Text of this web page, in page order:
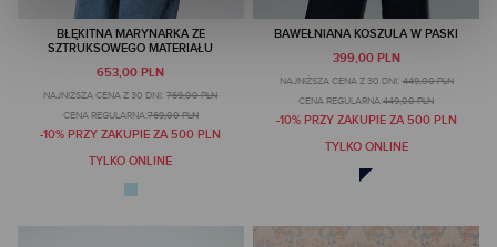
BŁĘKITNA MARYNARKA ZE
SZTRUKSOWEGO MATERIAŁU
653,00 PLN
NAJNIŻSZA CENA Z 30 DNI: 769,00 PLN
CENA REGULARNA:769,00 PLN
-10% PRZY ZAKUPIE ZA 500 PLN
TYLKO ONLINE
BAWEŁNIANA KOSZULA W PASKI
399,00 PLN
NAJNIŻSZA CENA Z 30 DNI: 449,00 PLN
CENA REGULARNA:449,00 PLN
-10% PRZY ZAKUPIE ZA 500 PLN
TYLKO ONLINE